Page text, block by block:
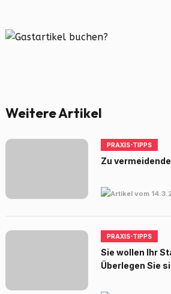
Weitere Artikel
PRAXIS-TIPPS
Zu
PRAXIS-TIPPS
Sie wollen Ihr
Überlegen Sie